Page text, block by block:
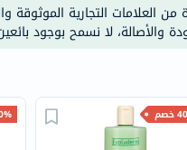
من العلامات التجارية
والأصالة، لا نسمح بوجود